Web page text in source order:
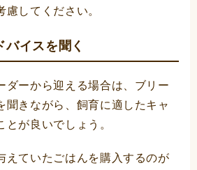
慮してください。
バイスを聞く
ダーから迎える場合は、ブリー
聞きながら、飼育に適したキャ
とが良いでしょう。
えていたごはんを購入するのが